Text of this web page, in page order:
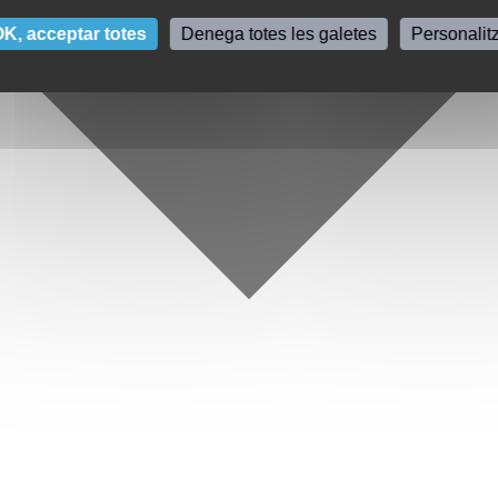
acceptar totes Denega totes les galetes